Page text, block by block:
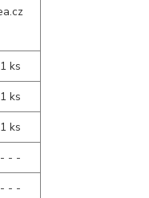
1 ks
1 ks
1 ks
- - -
- - -